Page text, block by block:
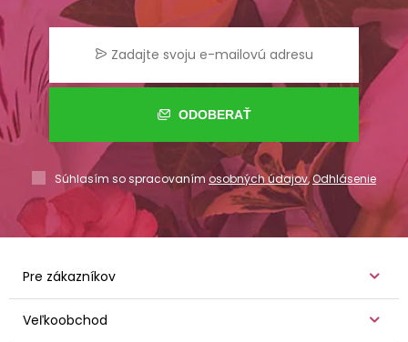
ODOBERAŤ
Súhlasím so spracovaním osobných údajov,Odhlásenie
Pre zákazníkov
Veľkoobchod